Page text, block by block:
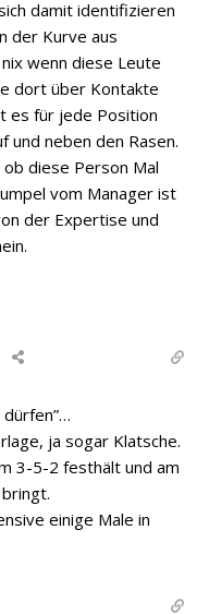
damit identifizieren
der Kurve aus
wenn diese Leute
dort über Kontakte
es für jede Position
und neben den Rasen.
diese Person Mal
vom Manager ist
der Expertise und
dürfen”…
ja sogar Klatsche.
3-5-2 festhält und am
einige Male in